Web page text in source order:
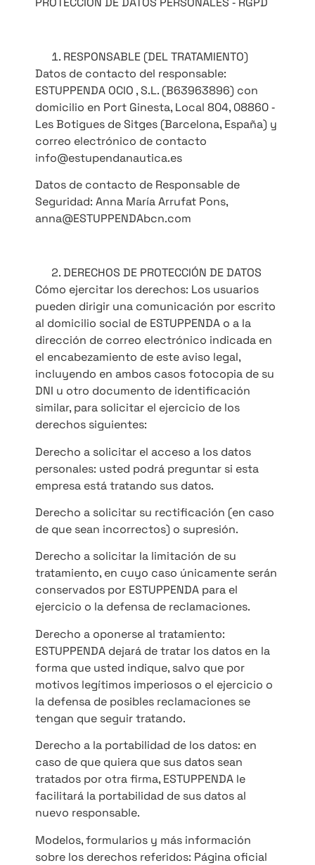
RESPONSABLE (DEL TRATAMIENTO)
Datos de contacto del responsable:
ESTUPPENDA OCIO , S.L. (B63963896) con
domicilio en Port Ginesta, Local 804, 08860 ‐
Les Botigues de Sitges (Barcelona, España) y
correo electrónico de contacto
info@estupendanautica.es
Datos de contacto de Responsable de
Seguridad: Anna María Arrufat Pons,
anna@ESTUPPENDAbcn.com
DERECHOS DE PROTECCIÓN DE DATOS
Cómo ejercitar los derechos: Los usuarios
pueden dirigir una comunicación por escrito
al domicilio social de ESTUPPENDA o a la
dirección de correo electrónico indicada en
el encabezamiento de este aviso legal,
incluyendo en ambos casos fotocopia de su
DNI u otro documento de identificación
similar, para solicitar el ejercicio de los
derechos siguientes:
Derecho a solicitar el acceso a los datos
personales: usted podrá preguntar si esta
empresa está tratando sus datos.
Derecho a solicitar su rectificación (en caso
de que sean incorrectos) o supresión.
Derecho a solicitar la limitación de su
tratamiento, en cuyo caso únicamente serán
conservados por ESTUPPENDA para el
ejercicio o la defensa de reclamaciones.
Derecho a oponerse al tratamiento:
ESTUPPENDA dejará de tratar los datos en la
forma que usted indique, salvo que por
motivos legítimos imperiosos o el ejercicio o
la defensa de posibles reclamaciones se
tengan que seguir tratando.
Derecho a la portabilidad de los datos: en
caso de que quiera que sus datos sean
tratados por otra firma, ESTUPPENDA le
facilitará la portabilidad de sus datos al
nuevo responsable.
Modelos, formularios y más información
sobre los derechos referidos: Página oficial